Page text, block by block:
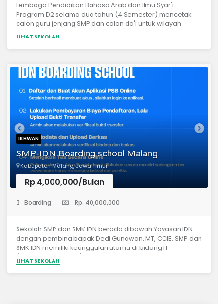
Lembaga Pendidikan Bahasa Arab dan Ilmu Syar'i
Program D2 selama dua tahun (4 Semester) mencetak
calon guru jenjang SMP dan calon da'i untuk wilayah
Malang dan sekitarnya Di support penuh oleh tim Malang
Mengaji dan Asatidzah Malang Mengaji
LIHAT SEKOLAH
IKHWAN
SMP-IDN Boarding school Malang
Kabupaten Malang, Jawa Timur
Rp.4,000,000/Bulan
Boarding Rp. 40,000,000
Sekolah SMP dan SMK IDN berada dibawah Yayasan IDN
dengan pembina bapak Dedi Gunawan, MT, CCIE. SMP dan
SMK IDN memiliki keunggulan utama di bidang IT
(teknologi informasi) yang mengacu pada kebutuhan
industri IT Internasional. setiap anak terutama untuk
jenjang SMK akan disiapkan untuk memiliki skill dan
LIHAT SEKOLAH